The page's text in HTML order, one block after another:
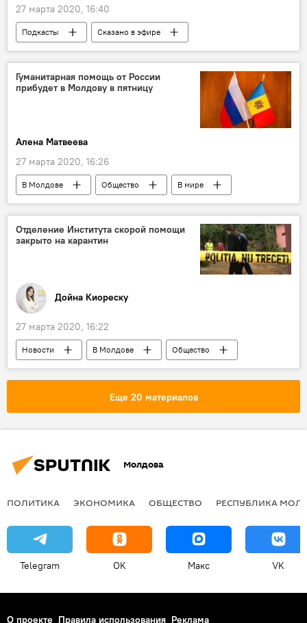
27 марта 2020, 16:40
Подкасты
Сказано в эфире
Новости
Политика
В мире
Гуманитарная помощь от России
прибудет в Молдову в пятницу
Алена Матвеева
27 марта 2020, 16:26
В Молдове Общество
В мире
Общество
Коронавирус Россия
Отделение Института скорой помощи
закрыто на карантин
Дойна Киореску
27 марта 2020, 16:22
Новости В Молдове
Общество
Коронавирус
Еще 20 материалов
Молдова
ПОЛИТИКА ЭКОНОМИКА ОБЩЕСТВО РЕСПУБЛИКА
Telegram OK Макс VK
О проекте Правила использования Реклама